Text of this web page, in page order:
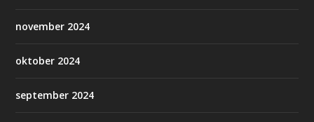
november 2024
oktober 2024
september 2024